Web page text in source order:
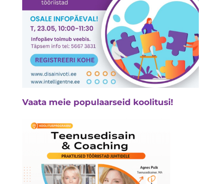
Vaata meie populaarseid koolitusi!